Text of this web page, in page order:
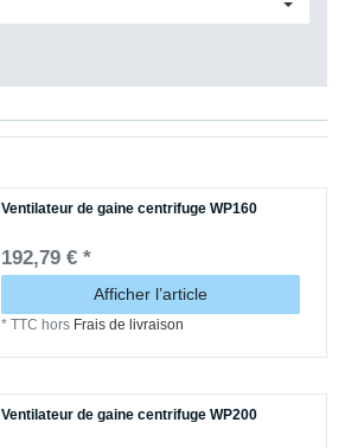
Ventilateur de gaine centrifuge WP160
192,79 € *
Afficher l’article
*TTC hors Frais de livraison
Ventilateur de gaine centrifuge WP200